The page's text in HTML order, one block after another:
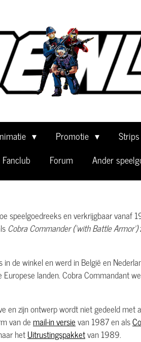
Promotie Strips
Fanclub Forum Ander
speelgoedreeks en verkrijgbaar vanaf
Cobra Commander ('with Battle Armor')
de winkel en werd in België en
landen. Cobra Commandant
en zijn ontwerp wordt niet gedeeld met
van de mail-in versievan 1987 en als
hetUitrustingspakketvan 1989.